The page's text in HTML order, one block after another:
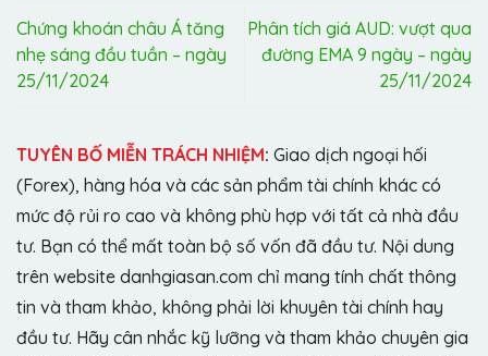
Chứng khoán châu Á tăng
nhẹ sáng đầu tuần – ngày
25/11/2024
Phân tích giá AUD: vượt qua
đường EMA 9 ngày – ngày
25/11/2024
TUYÊN BỐ MIỄN TRÁCH NHIỆM: Giao dịch ngoại hối
(Forex), hàng hóa và các sản phẩm tài chính khác có
mức độ rủi ro cao và không phù hợp với tất cả nhà đầu
tư. Bạn có thể mất toàn bộ số vốn đã đầu tư. Nội dung
trên website danhgiasan.com chỉ mang tính chất thông
tin và tham khảo, không phải lời khuyên tài chính hay
đầu tư. Hãy cân nhắc kỹ lưỡng và tham khảo chuyên gia